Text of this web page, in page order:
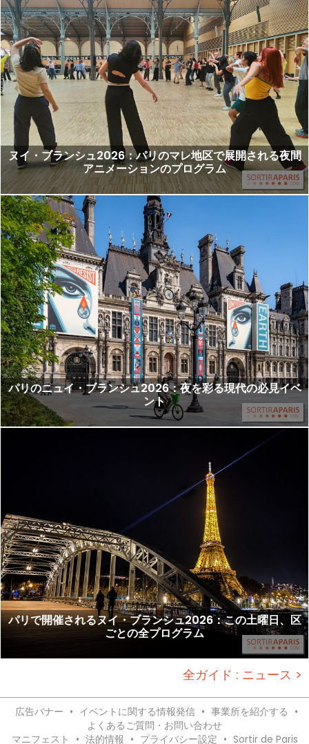
ヌイ・ブランシュ2026：パリのマレ地区で展開される夜間
アニメーションのプログラム
パリのニュイ・ブランシュ2026：夜を彩る現代の必見イベ
ント
パリで開催されるヌイ・ブランシュ2026：この土曜日、区
ごとの全プログラム
全ガイド : ニュース >
広告バナー • イベントに関する情報発信 • 事業所を紹介する •
よくあるご質問・お問い合わせ
マニフェスト
• 法的情報 • プライバシー設定 • Sortir de Paris